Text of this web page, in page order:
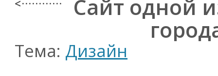
< · · · · · · · · · · · · Сайт одной
Тема: Дизайн